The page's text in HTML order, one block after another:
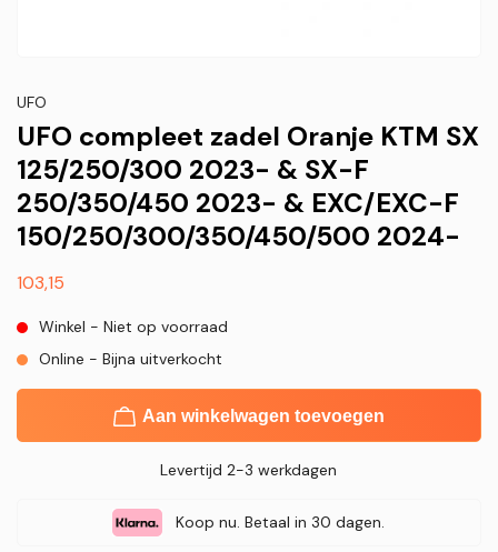
UFO
UFO compleet zadel Oranje KTM SX
125/250/300 2023- & SX-F
250/350/450 2023- & EXC/EXC-F
150/250/300/350/450/500 2024-
Normale
103,15
Winkel - Niet op voorraad
Online - Bijna uitverkocht
Aan winkelwagen toevoegen
Levertijd 2-3 werkdagen
Koop nu. Betaal in 30 dagen.